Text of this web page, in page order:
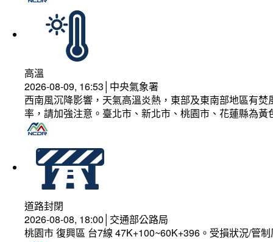
高溫
2026-08-09, 16:53│中央氣象署
西南風沉降影響，天氣高溫炎熱，東部及東南部地區有
率，請加強注意。臺北市、新北市、桃園市、花蓮縣為
道路封閉
2026-08-08, 18:00│交通部公路局
桃園市 復興區 台7線 47K+100~60K+396。受損狀況/管